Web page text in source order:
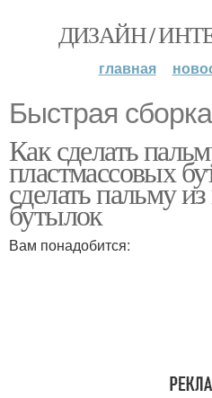
ДИЗАЙН /
главная
Быстрая сборка
Как сделать
пластмассовых
сделать пальму
бутылок
Вам понадобится: